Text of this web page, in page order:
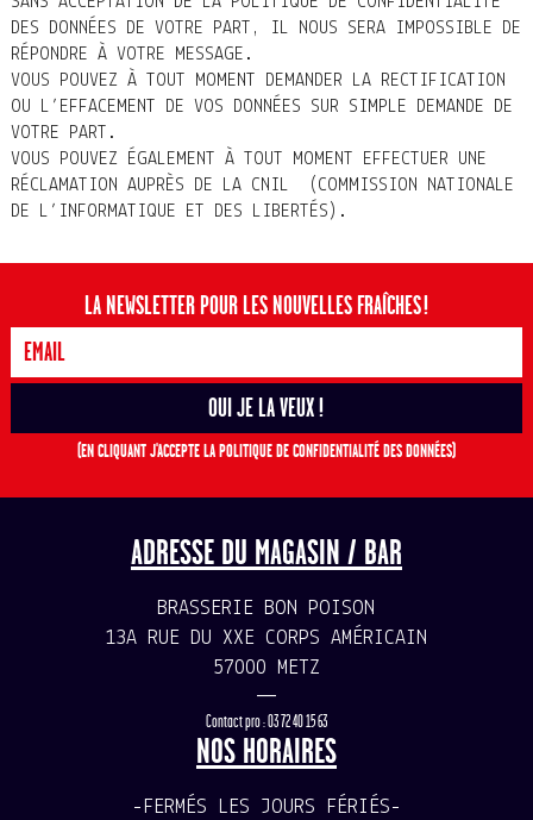
DES DONNÉES DE VOTRE PART, IL NOUS SERA IMPOSSIBLE DE
RÉPONDRE À VOTRE MESSAGE.
VOUS POUVEZ À TOUT MOMENT DEMANDER LA RECTIFICATION
OU L’EFFACEMENT DE VOS DONNÉES SUR SIMPLE DEMANDE DE
VOTRE PART.
VOUS POUVEZ ÉGALEMENT À TOUT MOMENT EFFECTUER UNE
RÉCLAMATION AUPRÈS DE LA CNIL (COMMISSION NATIONALE
DE L’INFORMATIQUE ET DES LIBERTÉS).
LA NEWSLETTER POUR LES NOUVELLES FRAÎCHES !
(EN CLIQUANT J'ACCEPTE LA POLITIQUE DE CONFIDENTIALITÉ DES DONNÉES)
ADRESSE DU MAGASIN / BAR
BRASSERIE BON POISON
13A RUE DU XXE CORPS AMÉRICAIN
57000 METZ
—
Contact pro : 03 72 40 15 63
NOS HORAIRES
-FERMÉS LES JOURS FÉRIÉS-